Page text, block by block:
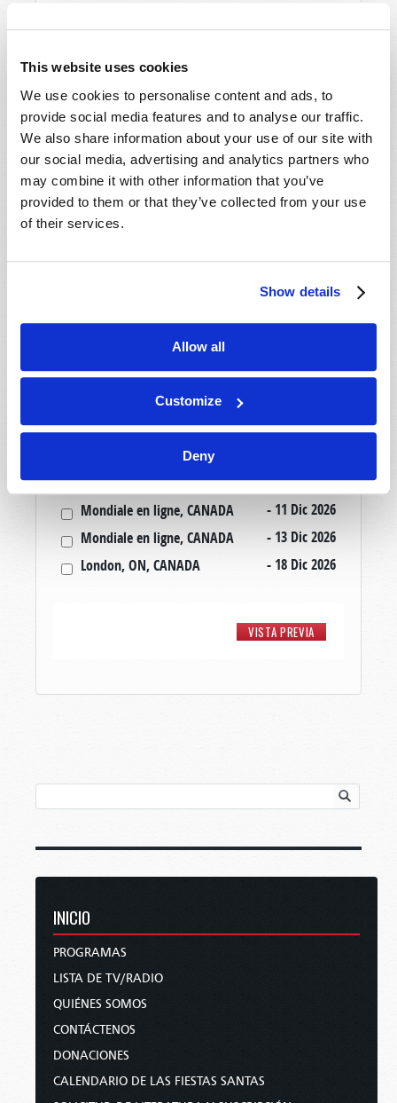
This website uses cookies
We use cookies to personalise content and ads, to
provide social media features and to analyse our traffic.
We also share information about your use of our site with
our social media, advertising and analytics partners who
may combine it with other information that you’ve
provided to them or that they’ve collected from your use
of their services.
Show details
Allow all
Customize
Deny
Valdosta, GA, USA
Mondiale en ligne, CANADA
- 04 Sep 2026
Mondiale en ligne, CANADA
- 06 Sep 2026
London, ON, CANADA
- 18 Sep 2026
Mondiale en ligne, CANADA
- 09 Oct 2026
Calgary, AB, CANADA
- 10 Oct 2026
Mondiale en ligne, CANADA
- 11 Oct 2026
- 16 Oct 2026
Cape Town, WC, SOUTH AFRICA
Amherst, NS, CANADA
- 30 Oct 2026
Kitchener, ON, CANADA
Mondiale en ligne, CANADA
- 20 Nov 2026
London, ON, CANADA
Mondiale en ligne, CANADA
- 22 Nov 2026
Mondiale en ligne, CANADA
- 11 Dic 2026
Mondiale en ligne, CANADA
- 13 Dic 2026
London, ON, CANADA
- 18 Dic 2026
INICIO
PROGRAMAS
LISTA DE TV/RADIO
QUIÉNES SOMOS
CONTÁCTENOS
DONACIONES
CALENDARIO DE LAS FIESTAS SANTAS